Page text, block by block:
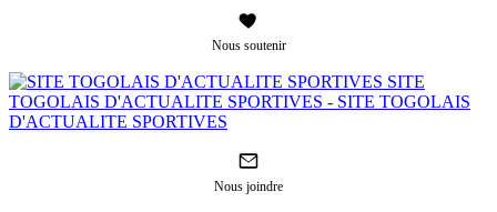
Nous soutenir
SITE
TOGOLAIS D'ACTUALITE SPORTIVES - SITE TOGOLAIS
D'ACTUALITE SPORTIVES
Nous joindre